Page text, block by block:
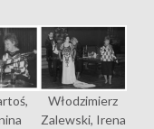
Włodzimierz
Zalewski, Irena